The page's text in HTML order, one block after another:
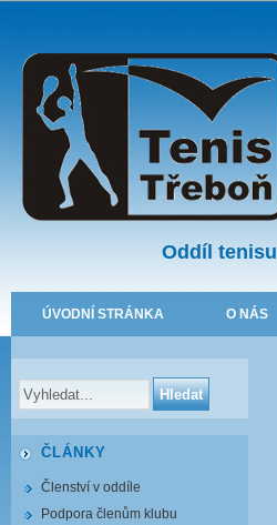
Oddíl tenisu
ÚVODNÍ STRÁNKA O NÁS
ČLÁNKY
Členství v oddíle
Podpora členům klubu